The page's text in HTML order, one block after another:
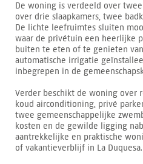
De woning is verdeeld over
over drie slaapkamers, twee
De lichte leefruimtes sluiten
waar de privétuin een heerlijke
buiten te eten of te genieten
automatische irrigatie
inbegrepen in de
Verder beschikt de woning over
koud airconditioning, privé
twee gemeenschappelijke
kosten en de gewilde ligging
aantrekkelijke en praktische
of vakantieverblijf in La Duquesa.